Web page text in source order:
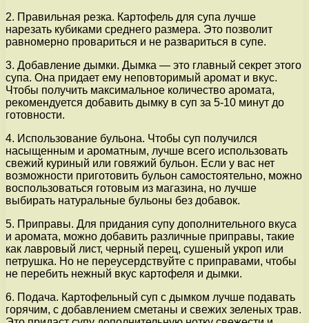
2. Правильная резка. Картофель для супа лучше
нарезать кубиками среднего размера. Это позволит
равномерно провариться и не развариться в супе.
3. Добавление дымки. Дымка — это главный секрет этого
супа. Она придает ему неповторимый аромат и вкус.
Чтобы получить максимальное количество аромата,
рекомендуется добавить дымку в суп за 5-10 минут до
готовности.
4. Использование бульона. Чтобы суп получился
насыщенным и ароматным, лучше всего использовать
свежий куриный или говяжий бульон. Если у вас нет
возможности приготовить бульон самостоятельно, можно
воспользоваться готовым из магазина, но лучше
выбирать натуральные бульоны без добавок.
5. Приправы. Для придания супу дополнительного вкуса
и аромата, можно добавить различные приправы, такие
как лавровый лист, черный перец, сушеный укроп или
петрушка. Но не переусердствуйте с приправами, чтобы
не перебить нежный вкус картофеля и дымки.
6. Подача. Картофельный суп с дымком лучше подавать
горячим, с добавлением сметаны и свежих зеленых трав.